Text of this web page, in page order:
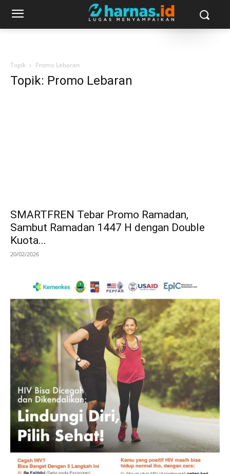
Topik Promo Lebaran
Topik: Promo Lebaran
SMARTFREN Tebar Promo Ramadan,
Sambut Ramadan 1447 H dengan Double
Kuota...
20/02/2026